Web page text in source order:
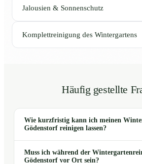
Jalousien & Sonnenschutz
Komplettreinigung des Wintergartens
Häufig gestellte
Wie kurzfristig kann ich meinen
Gödenstorf reinigen lassen?
Muss ich während der
Gödenstorf vor Ort sein?